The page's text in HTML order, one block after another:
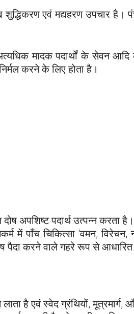
एवं मद्यहरण उपचार है।
मादक पदार्थों के सेवन
करने के लिए होता है।
अपशिष्ट पदार्थ उत्पन्न करता
में पाँच चिकित्सा ‘वमन,
पैदा करने वाले गहरे रूप से
है एवं स्वेद ग्रंथियों,